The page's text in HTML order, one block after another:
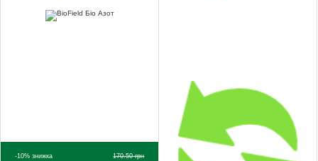
-10%знижка 170.50грн